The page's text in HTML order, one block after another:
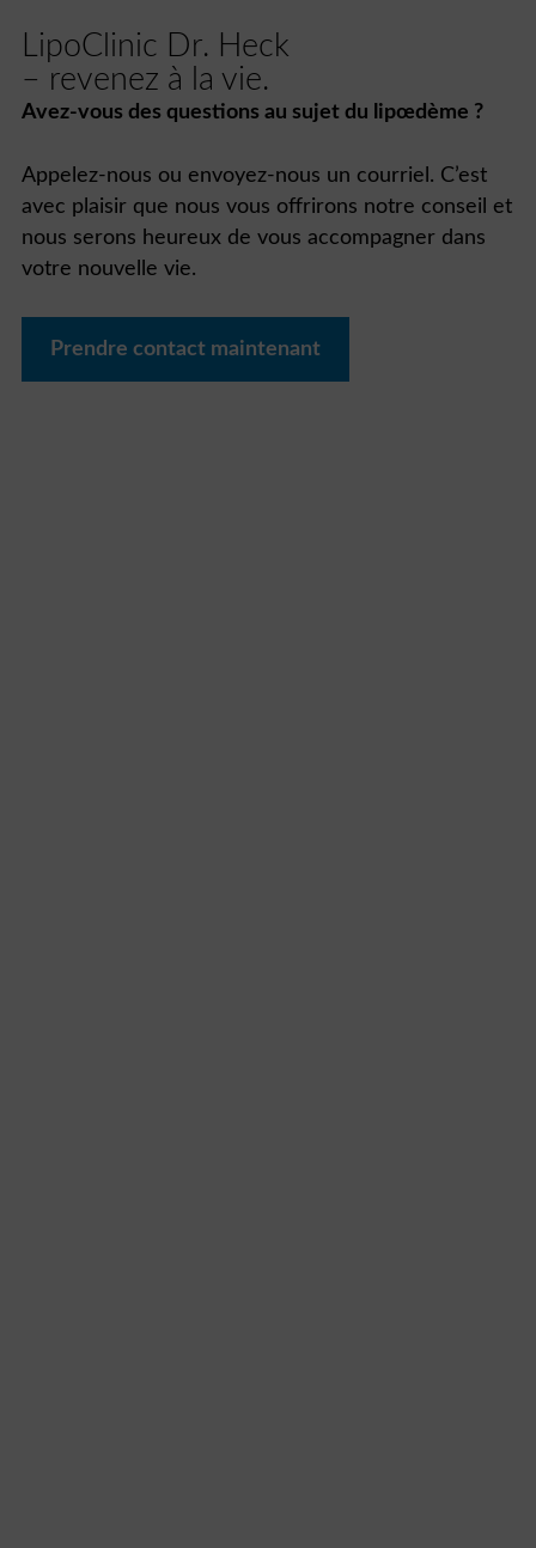
LipoClinic Dr. Heck
– revenez à la vie.
Avez-vous des questions au sujet du lipœdème ?
Appelez-nous ou envoyez-nous un courriel. C’est
avec plaisir que nous vous offrirons notre conseil et
nous serons heureux de vous accompagner dans
votre nouvelle vie.
Prendre contact maintenant